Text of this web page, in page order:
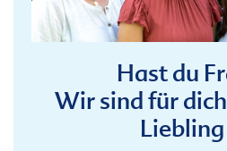
Hast du
Wir sind für